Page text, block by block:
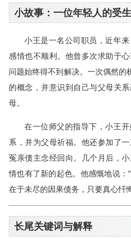
小故事：一位年轻人的受
小王是一名公司职员，近年来
感情也不顺利。他曾多次求助于
问题始终得不到解决。一次偶然的
的概念，并意识到自己与父母关
母。
在一位师父的指导下，小王
系，并为父母祈福。他还参加了
冤亲债主念经回向。几个月后，
情也有了新的起色。他感慨地说：
在于未尽的因果债务，只要真心忏
长尾关键词与解释